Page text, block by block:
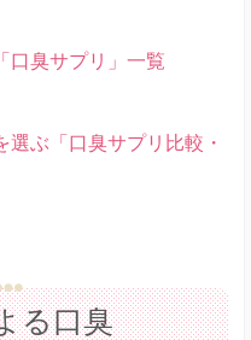
口臭サプリ」一覧
選ぶ「口臭サプリ比較・
る口臭